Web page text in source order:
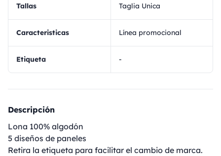
Tallas Taglia Unica
Caracteristicas Línea promocional
Etiqueta -
Descripción
Lona 100% algodón
5 diseños de paneles
Retira la etiqueta para facilitar el cambio de marca.